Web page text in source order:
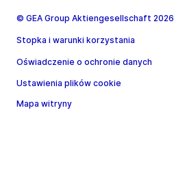
© GEA Group Aktiengesellschaft 2026
Stopka i warunki korzystania
Oświadczenie o ochronie danych
Ustawienia plików cookie
Mapa witryny